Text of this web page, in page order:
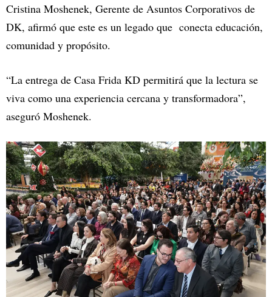
Cristina Moshenek, Gerente de Asuntos Corporativos de
DK, afirmó que este es un legado que conecta educación,
comunidad y propósito.
“La entrega de Casa Frida KD permitirá que la lectura se
viva como una experiencia cercana y transformadora”,
aseguró Moshenek.